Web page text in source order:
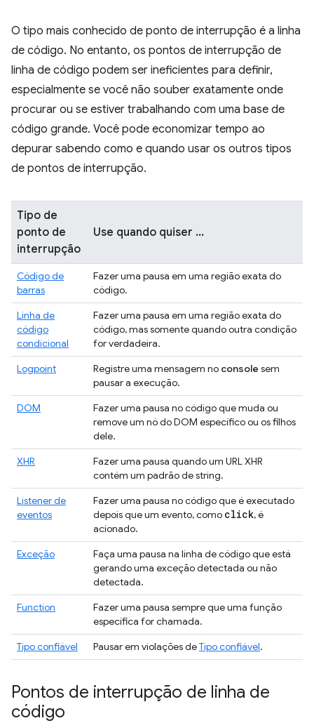
O tipo mais conhecido de ponto de interrupção é a linha
de código. No entanto, os pontos de interrupção de
linha de código podem ser ineficientes para definir,
especialmente se você não souber exatamente onde
procurar ou se estiver trabalhando com uma base de
código grande. Você pode economizar tempo ao
depurar sabendo como e quando usar os outros tipos
de pontos de interrupção.
Tipo de
ponto de
interrupção
Use quando quiser ...
Código de
barras
Fazer uma pausa em uma região exata do
código.
Linha de
código
condicional
Fazer uma pausa em uma região exata do
código, mas somente quando outra condição
for verdadeira.
Logpoint
Registre uma mensagem no console sem
pausar a execução.
DOM
Fazer uma pausa no código que muda ou
remove um nó do DOM específico ou os filhos
dele.
XHR
Fazer uma pausa quando um URL XHR
contém um padrão de string.
Listener de
eventos
Fazer uma pausa no código que é executado
depois que um evento, como click, é
acionado.
Exceção
Faça uma pausa na linha de código que está
gerando uma exceção detectada ou não
detectada.
Function
Fazer uma pausa sempre que uma função
específica for chamada.
Tipo confiável
Pausar em violações deTipo confiável.
Pontos de interrupção de linha de
código